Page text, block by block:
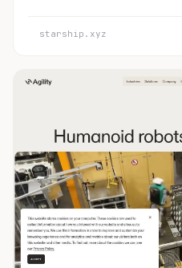
starship.xyz